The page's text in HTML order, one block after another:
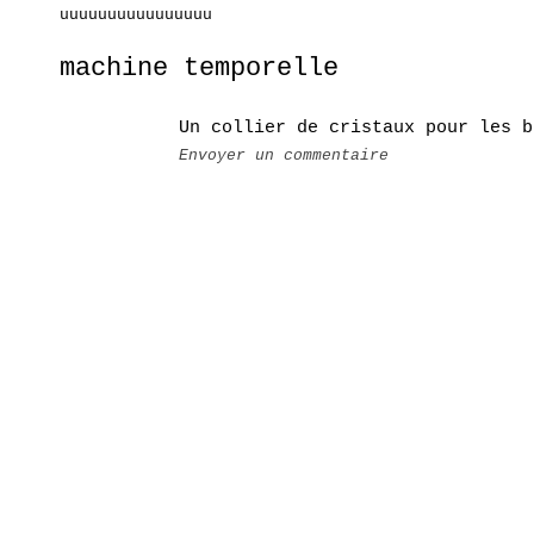
uuuuuuuuuuuuuuuu
machine temporelle
Un collier de cristaux pour les
Envoyer un commentaire